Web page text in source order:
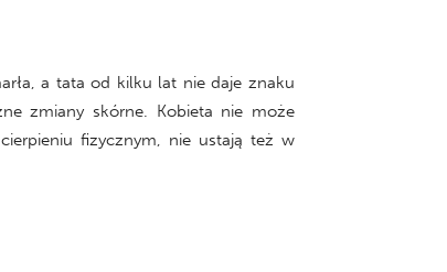
a tata od kilku lat nie daje znaku
zmiany skórne. Kobieta nie może
fizycznym, nie ustają też w